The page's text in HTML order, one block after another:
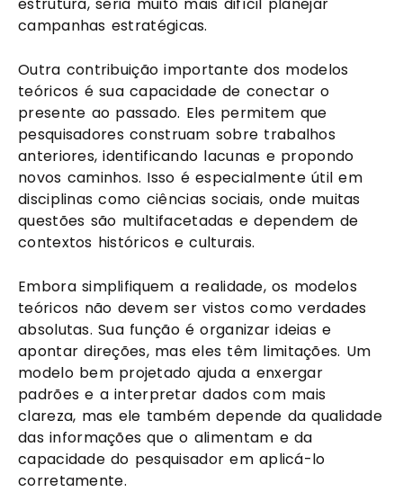
campanhas estratégicas.
Outra contribuição importante dos modelos
teóricos é sua capacidade de conectar o
presente ao passado. Eles permitem que
pesquisadores construam sobre trabalhos
anteriores, identificando lacunas e propondo
novos caminhos. Isso é especialmente útil em
disciplinas como ciências sociais, onde muitas
questões são multifacetadas e dependem de
contextos históricos e culturais.
Embora simplifiquem a realidade, os modelos
teóricos não devem ser vistos como verdades
absolutas. Sua função é organizar ideias e
apontar direções, mas eles têm limitações. Um
modelo bem projetado ajuda a enxergar
padrões e a interpretar dados com mais
clareza, mas ele também depende da qualidade
das informações que o alimentam e da
capacidade do pesquisador em aplicá-lo
corretamente.